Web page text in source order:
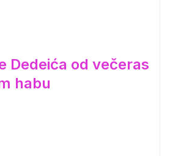
Dedeića od večeras
habu